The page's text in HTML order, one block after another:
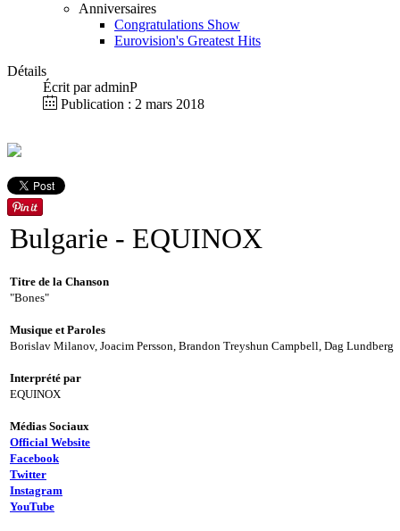
Anniversaires
Congratulations Show
Eurovision's Greatest Hits
Détails
Écrit paradminP
Publication : 2 mars 2018
Bulgarie - EQUINOX
Titre de la Chanson
"Bones"
Musique et Paroles
Borislav Milanov, Joacim Persson, Brandon Treyshun Campbell, Dag Lundberg
Interprété par
EQUINOX
Médias Sociaux
Official Website
Facebook
Twitter
Instagram
YouTube